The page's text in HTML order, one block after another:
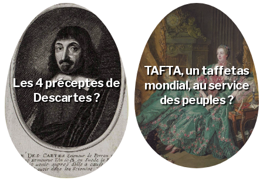
Les 4 préceptes de
Descartes ?
TAFTA, un taffetas
mondial, au service
des peuples ?
Mort de Freud,